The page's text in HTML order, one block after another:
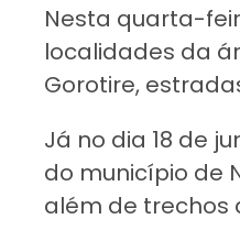
Nesta quarta-
localidades da
Gorotire,
Já no dia 18 de
do município de
além de trechos